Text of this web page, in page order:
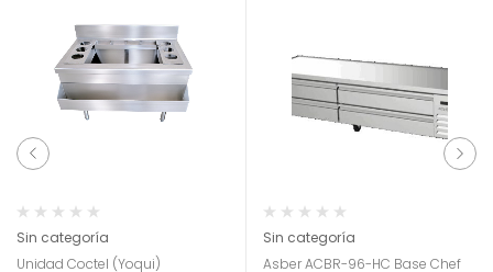
Sin categoría
Unidad Coctel (Yoqui)
Sin categoría
Asber ACBR-96-HC Base Chef